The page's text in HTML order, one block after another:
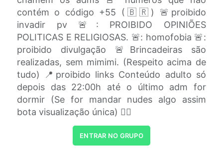
contém o código +55 (🇧🇷) 🚨proibido
invadir pv 🚨: PROIBIDO OPINIÕES
POLITICAS E RELIGIOSAS. 🚨: homofobia 🚨:
proibido divulgação 🚨Brincadeiras são
realizadas, sem mimimi. (Respeito acima de
tudo) 📍proibido links Conteúdo adulto só
depois das 22:00h até o último adm for
dormir (Se for mandar nudes algo assim
bota visualização única) 🏳️‍🌈
ENTRAR NO GRUPO